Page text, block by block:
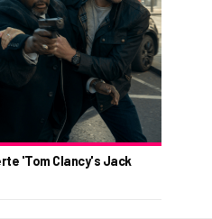
'Tom Clancy's Jack